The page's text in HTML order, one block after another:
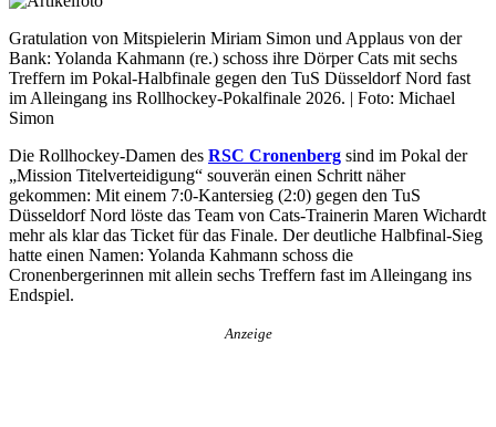
Gratulation von Mitspielerin Miriam Simon und Applaus von der
Bank: Yolanda Kahmann (re.) schoss ihre Dörper Cats mit sechs
Treffern im Pokal-Halbfinale gegen den TuS Düsseldorf Nord fast
im Alleingang ins Rollhockey-Pokalfinale 2026. | Foto: Michael
Simon
Die Rollhockey-Damen des RSC Cronenberg sind im Pokal der
„Mission Titelverteidigung“ souverän einen Schritt näher
gekommen: Mit einem 7:0-Kantersieg (2:0) gegen den TuS
Düsseldorf Nord löste das Team von Cats-Trainerin Maren Wichardt
mehr als klar das Ticket für das Finale. Der deutliche Halbfinal-Sieg
hatte einen Namen: Yolanda Kahmann schoss die
Cronenbergerinnen mit allein sechs Treffern fast im Alleingang ins
Endspiel.
Anzeige